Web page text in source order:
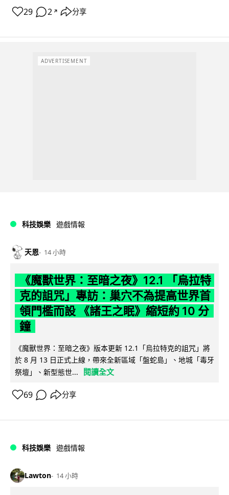
29 2 ↗ 分享
ADVERTISEMENT
科技娛樂 遊戲情報
天恩 14 小時
《魔獸世界：至暗之夜》12.1 「烏拉特
克的詛咒」專訪：巢穴不為提高世界首
領門檻而設 《諸王之眠》縮短約 10 分
鐘
《魔獸世界：至暗之夜》版本更新 12.1「烏拉特克的詛咒」將
於 8 月 13 日正式上線，帶來全新區域「盤蛇島」、地城「毒牙
祭壇」、新型態世...
閱讀全文
69 分享
科技娛樂 遊戲情報
Lawton 14 小時